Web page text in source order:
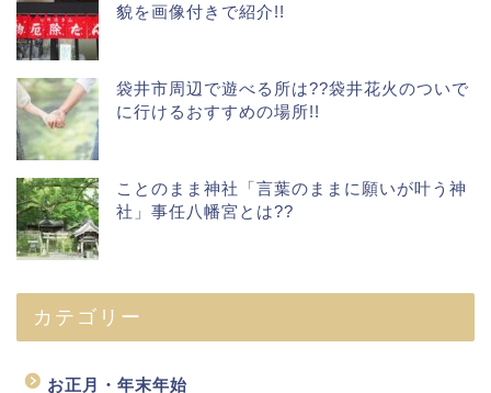
貌を画像付きで紹介!!
袋井市周辺で遊べる所は??袋井花火のついで
に行けるおすすめの場所!!
ことのまま神社「言葉のままに願いが叶う神
社」事任八幡宮とは??
カテゴリー
お正月・年末年始